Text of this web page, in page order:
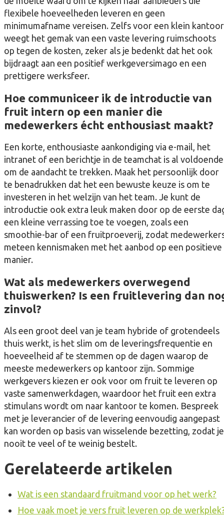
flexibele hoeveelheden leveren en geen
minimumafname vereisen. Zelfs voor een klein kantoor
weegt het gemak van een vaste levering ruimschoots
op tegen de kosten, zeker als je bedenkt dat het ook
bijdraagt aan een positief werkgeversimago en een
prettigere werksfeer.
Hoe communiceer ik de introductie van
fruit intern op een manier die
medewerkers écht enthousiast maakt?
Een korte, enthousiaste aankondiging via e-mail, het
intranet of een berichtje in de teamchat is al voldoende
om de aandacht te trekken. Maak het persoonlijk door
te benadrukken dat het een bewuste keuze is om te
investeren in het welzijn van het team. Je kunt de
introductie ook extra leuk maken door op de eerste
een kleine verrassing toe te voegen, zoals een
smoothie-bar of een fruitproeverij, zodat
meteen kennismaken met het aanbod op een positieve
manier.
Wat als medewerkers overwegend
thuiswerken? Is een fruitlevering dan
zinvol?
Als een groot deel van je team hybride of grotendeels
thuis werkt, is het slim om de leveringsfrequentie en
hoeveelheid af te stemmen op de dagen waarop de
meeste medewerkers op kantoor zijn. Sommige
werkgevers kiezen er ook voor om fruit te leveren op
vaste samenwerkdagen, waardoor het fruit een extra
stimulans wordt om naar kantoor te komen. Bespreek
met je leverancier of de levering eenvoudig aangepast
kan worden op basis van wisselende bezetting, zodat je
nooit te veel of te weinig bestelt.
Gerelateerde artikelen
Wat is een standaard fruitmand voor op het werk?
Hoe vaak moet je vers fruit leveren op de